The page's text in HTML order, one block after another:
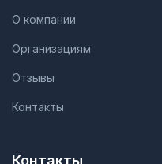
О компании
Организациям
Отзывы
Контакты
Контакты